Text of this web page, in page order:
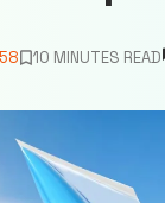
10 MINUTES READ